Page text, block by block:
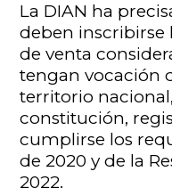
La DIAN ha
deben inscribirse
de venta
tengan vocación
territorio
constitución,
cumplirse los
de 2020 y de la
2022.